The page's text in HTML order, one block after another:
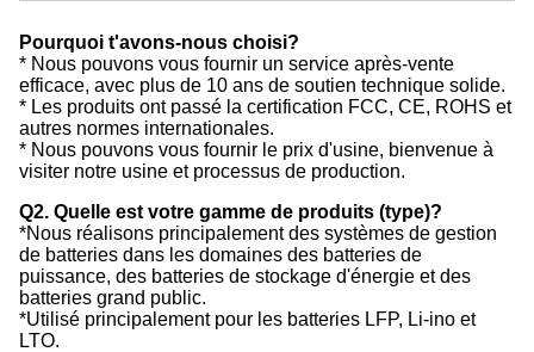
Pourquoi t'avons-nous choisi?
* Nous pouvons vous fournir un service après-vente
efficace, avec plus de 10 ans de soutien technique solide.
* Les produits ont passé la certification FCC, CE, ROHS et
autres normes internationales.
* Nous pouvons vous fournir le prix d'usine, bienvenue à
visiter notre usine et processus de production.
Q2. Quelle est votre gamme de produits (type)?
*Nous réalisons principalement des systèmes de gestion
de batteries dans les domaines des batteries de
puissance, des batteries de stockage d'énergie et des
batteries grand public.
*Utilisé principalement pour les batteries LFP, Li-ino et
LTO.